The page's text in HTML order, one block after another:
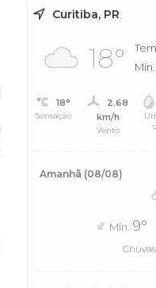
Curitiba, PR
18°
Mín.
18°
Sensação
2.68
km/h
Vento
Amanhã (08/08)
Mín. 9°